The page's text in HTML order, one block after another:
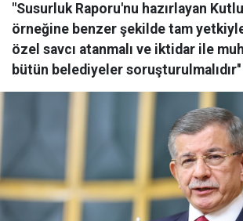
"Susurluk Raporu'nu hazırlayan
örneğine benzer şekilde tam
özel savcı atanmalı ve iktidar ile
bütün belediyeler soruşturulmalıdır''